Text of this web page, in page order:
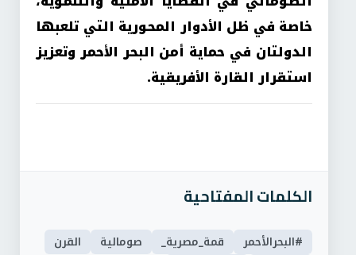
خاصة في ظل الأدوار المحورية التي تلعبها
الدولتان في حماية أمن البحر الأحمر وتعزيز
استقرار القارة الأفريقية.
الكلمات المفتاحية
#البحرالأحمر قمة_مصرية_ صومالية
القرن